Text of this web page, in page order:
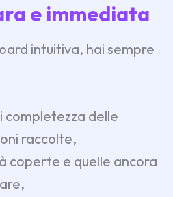
e immediata
intuitiva, hai sempre
completezza delle
raccolte,
coperte e quelle ancora